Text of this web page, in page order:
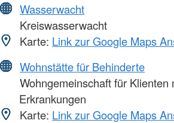
Wasserwacht
Kreiswasserwacht
Karte: Link zur Google Maps
Wohnstätte für Behinderte
Wohngemeinschaft für Klienten
Erkrankungen
Karte: Link zur Google Maps